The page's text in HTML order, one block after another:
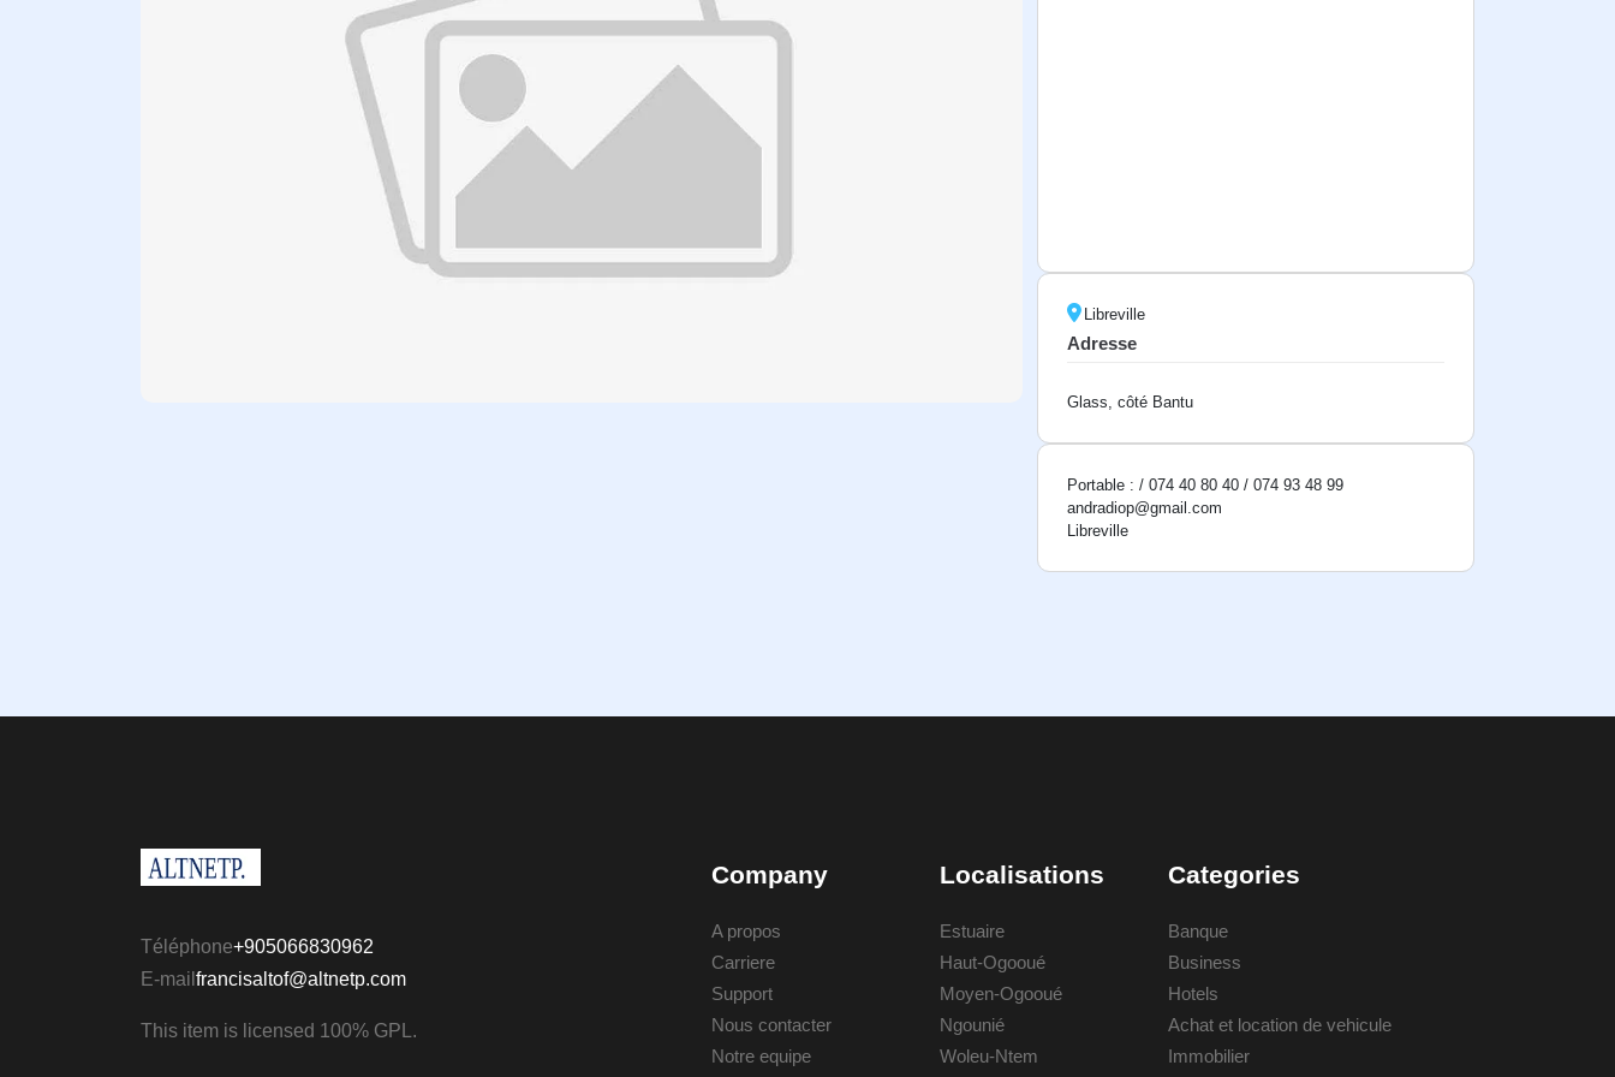
Libreville
Adresse
Glass, côté Bantu
Portable : / 074 40 80 40 / 074 93 48 99
andradiop@gmail.com
Libreville
Téléphone+905066830962
E-mail francisaltof@altnetp.com
This item is licensed 100% GPL.
Company
A propos
Carriere
Support
Nous contacter
Notre equipe
Localisations
Estuaire
Haut-Ogooué
Moyen-Ogooué
Ngounié
Woleu-Ntem
Categories
Banque
Business
Hotels
Achat et location de vehicule
Immobilier